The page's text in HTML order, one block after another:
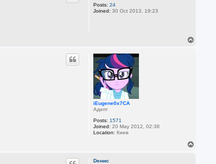
Posts: 24
Joined: 30 Oct 2013, 19:23
iEugene0x7CA
Адепт
Posts: 1571
Joined: 20 May 2012, 02:38
Location: Киев
Dенис